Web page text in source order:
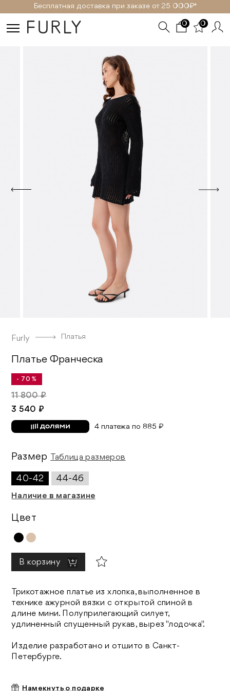
Бесплатная доставка при заказе от 25 000₽ *
0 0
Furly Платья
Платье Франческа
- 70 %
11 800 ₽
3 540 ₽
4 платежа по 885 ₽
Размер Таблица размеров
40-42 44-46
Наличие в магазине
Цвет
В корзину
Трикотажное платье из хлопка, выполненное в
технике ажурной вязки с открытой спиной в
длине мини. Полуприлегающий силует,
удлиненный спущенный рукав, вырез "лодочка".
Изделие разработано и отшито в Санкт-
Петербурге.
Намекнуть о подарке